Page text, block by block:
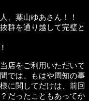
、葉山ゆあさん！！
群を通り越して完璧と
店をご利用いただいて
では、もはや周知の事
に関してだけは、前回
だったこともあってか